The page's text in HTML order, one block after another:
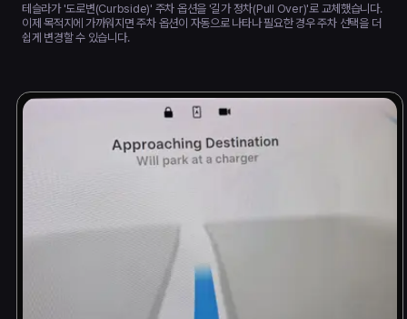
테슬라가 '도로변(Curbside)' 주차 옵션을 '길가 정차(Pull Over)'로 교체했습니다.
이제 목적지에 가까워지면 주차 옵션이 자동으로 나타나 필요한 경우 주차 선택을 더
쉽게 변경할 수 있습니다.